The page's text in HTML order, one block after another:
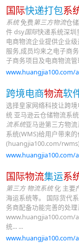
国际快递打包系
系统免费第三方物流仓
件 dsy国际快递系统深圳
电商物流企业提供企业
服务,成员均来之电子商
子商务项目及电商物流
www.huangjia100.com/
跨境电商物流软
选择皇家网络科技让跨
统 亚马逊云仓储物流系
流系统亚马逊第三方物
系统(WMS)给用户带来
(huangjia100.com/
www.huangjia100.com/
国际物流集运系
第三方 物流系统化 主要
海运系统等。 国际货代
务商配备功能完善的处
www.huangjia100.com/
统... ...
www.huangjia100.com/